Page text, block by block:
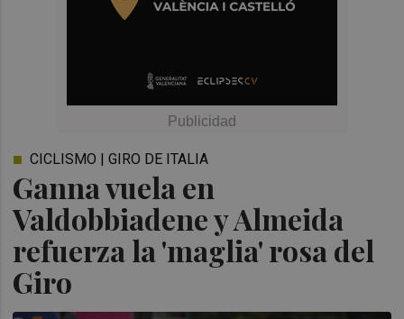
Ganna vuela en
Valdobbiadene y Almeida
refuerza la 'maglia' rosa del
Giro
CICLISMO | GIRO DE ITALIA